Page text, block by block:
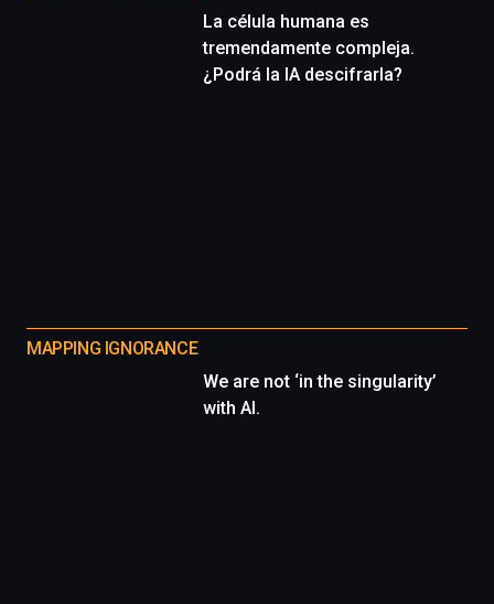
La célula humana es
tremendamente compleja.
¿Podrá la IA descifrarla?
MAPPING IGNORANCE
We are not ‘in the singularity’
with AI.